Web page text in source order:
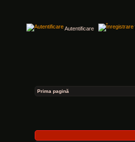
Autentificare
Prima pagină